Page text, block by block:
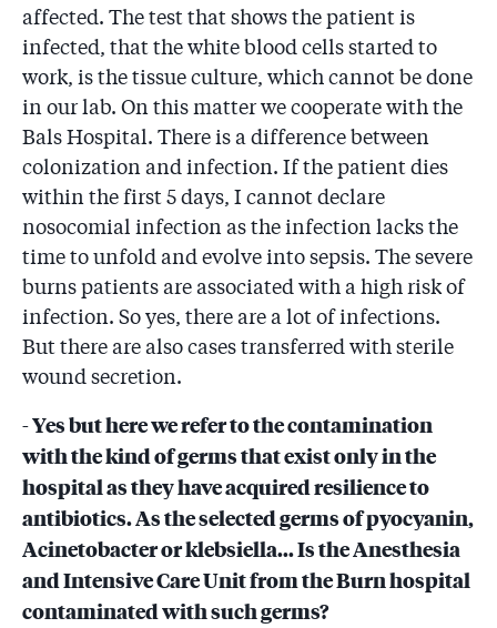
affected. The test that shows the patient is
infected, that the white blood cells started to
work, is the tissue culture, which cannot be done
in our lab. On this matter we cooperate with the
Bals Hospital. There is a difference between
colonization and infection. If the patient dies
within the first 5 days, I cannot declare
nosocomial infection as the infection lacks the
time to unfold and evolve into sepsis. The severe
burns patients are associated with a high risk of
infection. So yes, there are a lot of infections.
But there are also cases transferred with sterile
wound secretion.
- Yes but here we refer to the contamination
with the kind of germs that exist only in the
hospital as they have acquired resilience to
antibiotics. As the selected germs of pyocyanin,
Acinetobacter or klebsiella... Is the Anesthesia
and Intensive Care Unit from the Burn hospital
contaminated with such germs?